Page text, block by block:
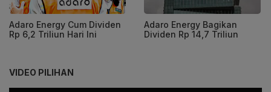
Adaro Energy Cum Dividen
Rp 6,2 Triliun Hari Ini
Adaro Energy Bagikan
Dividen Rp 14,7 Triliun
VIDEO PILIHAN